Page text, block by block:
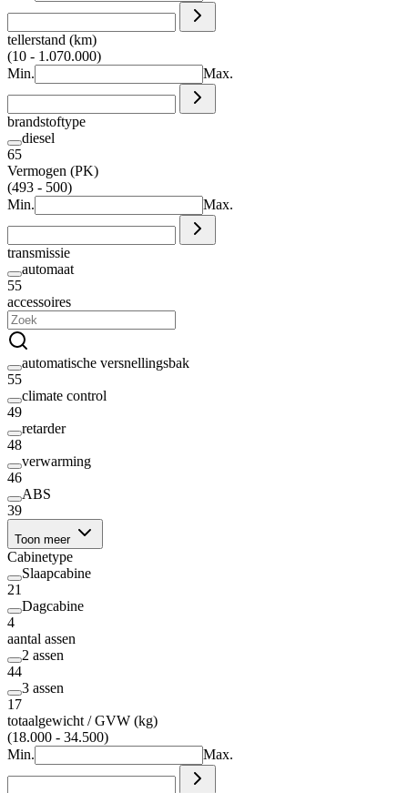
tellerstand (km)
(10 - 1.070.000)
Min.
Max.
brandstoftype
diesel
65
Vermogen (PK)
(493 - 500)
Min.
Max.
transmissie
automaat
55
accessoires
automatische versnellingsbak
55
climate control
49
retarder
48
verwarming
46
ABS
39
Toon meer
Cabinetype
Slaapcabine
21
Dagcabine
4
aantal assen
2 assen
44
3 assen
17
totaalgewicht / GVW (kg)
(18.000 - 34.500)
Min.
Max.